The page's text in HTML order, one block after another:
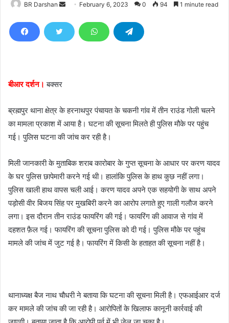
BR Darshan
d
l
February 6, 2023 0 94 1 minute read
बीआर दर्शन। बक्सर
ब्रह्मपुर थाना क्षेत्र के हरनाथपुर पंचायत के चकनी गांव में तीन राउंड गोली चलने
का मामला प्रकाश में आया है। घटना की सूचना मिलते ही पुलिस मौके पर पहुंच
गई। पुलिस घटना की जांच कर रही है।
मिली जानकारी के मुताबिक शराब कारोबार के गुप्त सूचना के आधार पर करण यादव
के घर पुलिस छापेमारी करने गई थी। हालांकि पुलिस के हाथ कुछ नहीं लगा।
पुलिस खाली हाथ वापस चली आई। करण यादव अपने एक सहयोगी के साथ अपने
पड़ोसी वीर बिजय सिंह पर मुखबिरी करने का आरोप लगाते हुए गाली गलौज करने
लगा। इस दौरान तीन राउंड फायरिंग की गई। फायरिंग की आवाज से गांव में
दहशत फ़ैल गई। फायरिंग की सूचना पुलिस को दी गई। पुलिस मौके पर पहुंच
मामले की जांच में जुट गई है। फायरिंग में किसी के हताहत की सूचना नहीं है।
थानाध्यक्ष बैज नाथ चौधरी ने बताया कि घटना की सूचना मिली है। एफआईआर दर्ज
कर मामले की जांच की जा रही है। आरोपितों के खिलाफ कानूनी कार्रवाई की